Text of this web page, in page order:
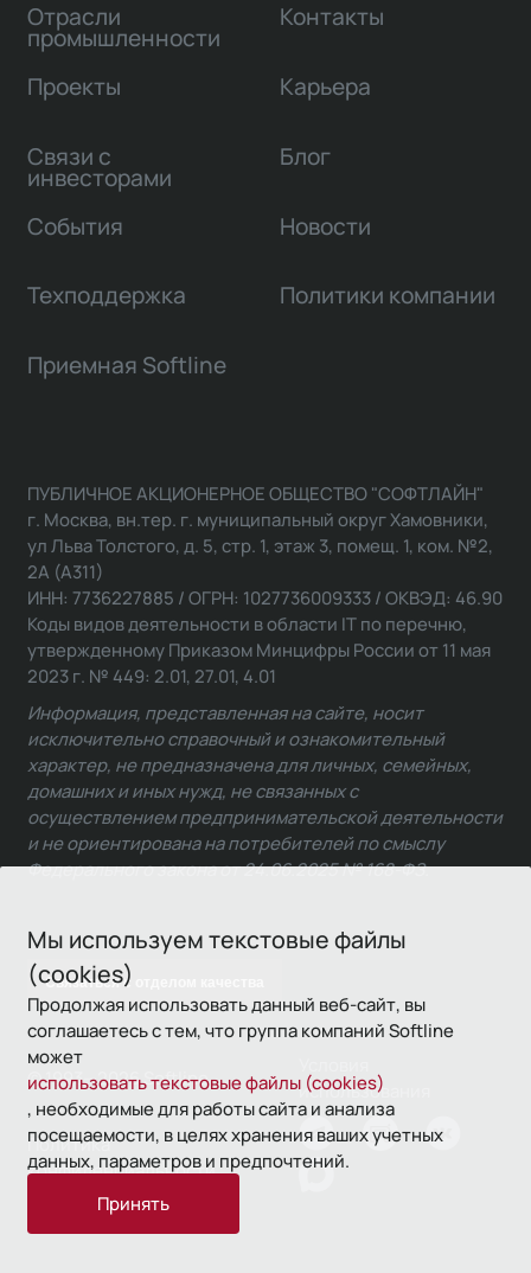
Мы используем текстовые файлы
(cookies)
Продолжая использовать данный веб-сайт, вы
соглашаетесь с тем, что группа компаний Softline
может
использовать текстовые файлы (cookies)
, необходимые для работы сайта и анализа
посещаемости, в целях хранения ваших учетных
данных, параметров и предпочтений.
Принять
Отрасли
промышленности
Проекты
Связи с
инвесторами
Контакты
Карьера
Блог
События Новости
Техподдержка Политики компании
Приемная Softline
Связаться с отделом качества
ПУБЛИЧНОЕ АКЦИОНЕРНОЕ ОБЩЕСТВО "СОФТЛАЙН"
г. Москва, вн.тер. г. муниципальный округ Хамовники,
ул Льва Толстого, д. 5, стр. 1, этаж 3, помещ. 1, ком. №2,
2А (А311)
ИНН: 7736227885 / ОГРН: 1027736009333 / ОКВЭД: 46.90
Коды видов деятельности в области IT по перечню,
утвержденному Приказом Минцифры России от 11 мая
2023 г. № 449: 2.01, 27.01, 4.01
Информация, представленная на сайте, носит
исключительно справочный и ознакомительный
характер, не предназначена для личных, семейных,
домашних и иных нужд, не связанных с
осуществлением предпринимательской деятельности
и не ориентирована на потребителей по смыслу
Федерального закона от 24.06.2025 № 168-ФЗ.
© 1993—2026 Softline
использования
Политика
конфиденциальности